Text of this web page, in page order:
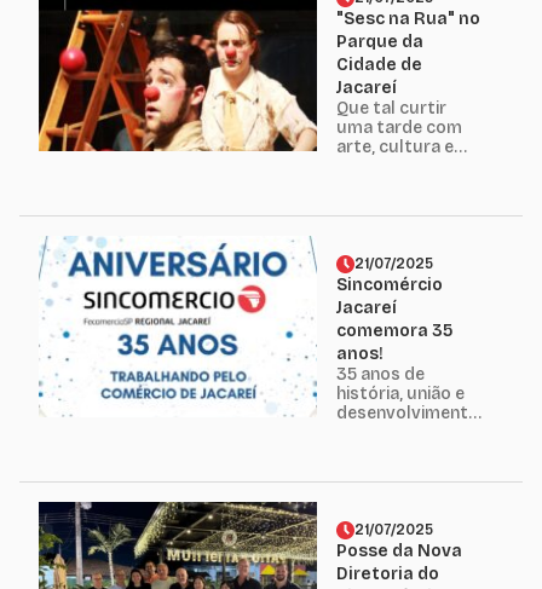
conhecimento,
inovação e
networking. O
evento
proporcionou
reflexões sobre
gestão,
tecnologia,
"Sesc na Rua" no
Parque da
Cidade de
Jacareí
Que tal curtir
uma tarde com
arte, cultura e
culturais e
esportivas,
levando uma
programação
diversa, acessível
e pensada para
toda a
comunidade. Uma
oportunidade de
21/07/2025
Sincomércio
Jacareí
comemora 35
anos!
35 anos de
história, união e
desenvolvimento!
defendendo o
comércio
varejista da
21/07/2025
Posse da Nova
Diretoria do